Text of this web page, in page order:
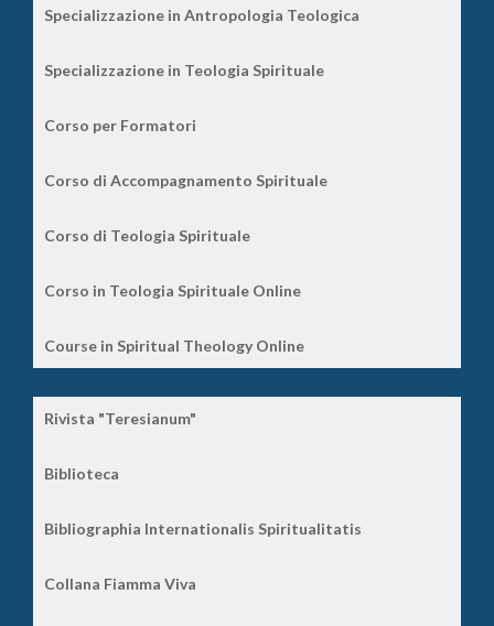
Specializzazione in Antropologia Teologica
Specializzazione in Teologia Spirituale
Corso per Formatori
Corso di Accompagnamento Spirituale
Corso di Teologia Spirituale
Corso in Teologia Spirituale Online
Course in Spiritual Theology Online
Rivista "Teresianum"
Biblioteca
Bibliographia Internationalis Spiritualitatis
Collana Fiamma Viva